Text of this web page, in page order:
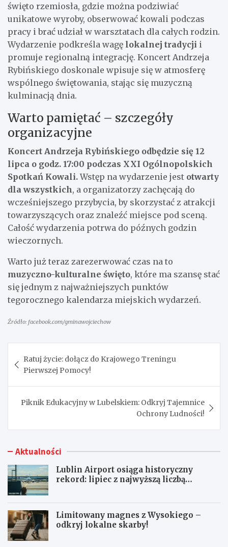
święto rzemiosła, gdzie można podziwiać
unikatowe wyroby, obserwować kowali podczas
pracy i brać udział w warsztatach dla całych rodzin.
Wydarzenie podkreśla wagę lokalnej tradycji i
promuje regionalną integrację. Koncert Andrzeja
Rybińskiego doskonale wpisuje się w atmosferę
wspólnego świętowania, stając się muzyczną
kulminacją dnia.
Warto pamiętać – szczegóły
organizacyjne
Koncert Andrzeja Rybińskiego odbędzie się 12
lipca o godz. 17:00 podczas XXI Ogólnopolskich
Spotkań Kowali.Wstęp na wydarzenie jest otwarty
dla wszystkich, a organizatorzy zachęcają do
wcześniejszego przybycia, by skorzystać z atrakcji
towarzyszących oraz znaleźć miejsce pod sceną.
Całość wydarzenia potrwa do późnych godzin
wieczornych.
Warto już teraz zarezerwować czas na to
muzyczno-kulturalne święto, które ma szansę stać
się jednym z najważniejszych punktów
tegorocznego kalendarza miejskich wydarzeń.
Źródło: facebook.com/gminawojciechow
wpisu
Ratuj życie: dołącz do Krajowego Treningu
Pierwszej Pomocy!
Piknik Edukacyjny w Lubelskiem: Odkryj Tajemnice
Ochrony Ludności!
Aktualności
Lublin Airport osiąga historyczny
rekord: lipiec z najwyższą liczbą
Limitowany magnes z Wysokiego –
odkryj lokalne skarby!